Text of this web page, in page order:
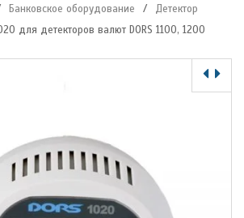
Банковское оборудование /
Детектор
для детекторов валют DORS 1100, 1200